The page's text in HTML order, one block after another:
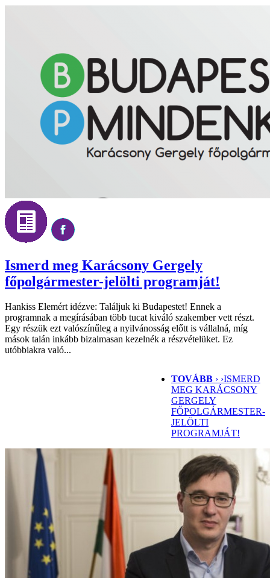
Ismerd meg Karácsony Gergely
főpolgármester-jelölti programját!
Hankiss Elemért idézve: Találjuk ki Budapestet! Ennek a
programnak a megírásában több tucat kiváló szakember vett részt.
Egy részük ezt valószínűleg a nyilvánosság előtt is vállalná, míg
mások talán inkább bizalmasan kezelnék a részvételüket. Ez
utóbbiakra való...
TOVÁBB › ›ISMERD
MEG KARÁCSONY
GERGELY
FŐPOLGÁRMESTER-
JELÖLTI
PROGRAMJÁT!